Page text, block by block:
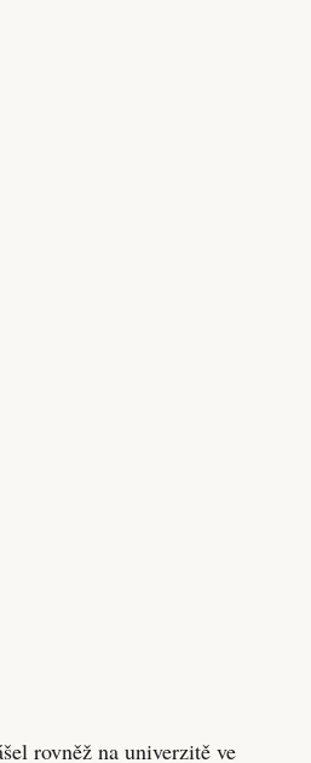
rovněž na univerzitě ve